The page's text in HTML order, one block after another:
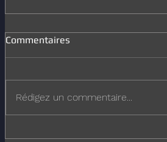
Joyeux Noël
Commentaires
Rédigez un commentaire...